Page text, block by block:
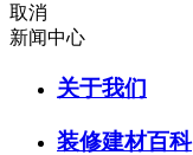
取消
新闻中心
关于我们
装修建材百科